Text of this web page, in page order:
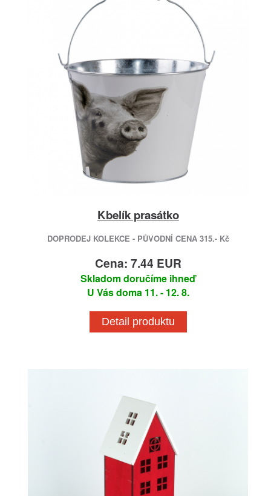
Kbelík prasátko
DOPRODEJ KOLEKCE - PŮVODNÍ CENA 315.- Kč
Cena: 7.44 EUR
Skladom doručíme ihneď
U Vás doma 11. - 12. 8.
Detail produktu